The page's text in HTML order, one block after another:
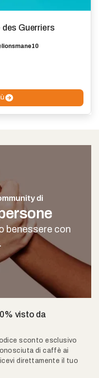
Guerriers
lionsmane10
di
benessere con
visto da
sconto esclusivo
di caffè ai
direttamente il tuo